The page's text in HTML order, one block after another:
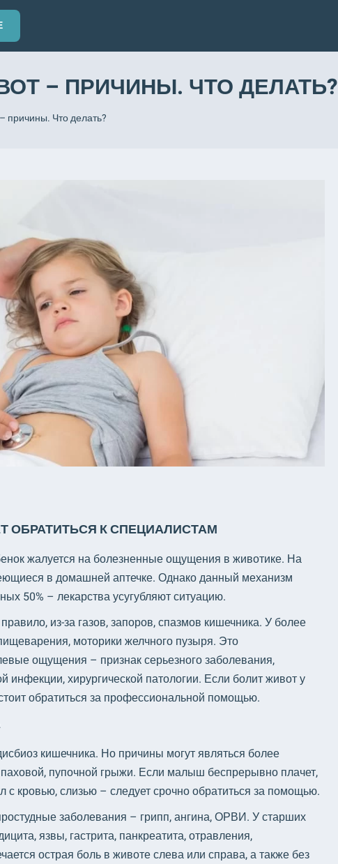
– ПРИЧИНЫ. ЧТО ДЕЛАТЬ?
причины. Что делать?
ОБРАТИТЬСЯ К СПЕЦИАЛИСТАМ
жалуется на болезненные ощущения в животике. На
в домашней аптечке. Однако данный механизм
50% – лекарства усугубляют ситуацию.
из-за газов, запоров, спазмов кишечника. У более
моторики желчного пузыря. Это
ощущения – признак серьезного заболевания,
хирургической патологии. Если болит живот у
обратиться за профессиональной помощью.
кишечника. Но причины могут являться более
пупочной грыжи. Если малыш беспрерывно плачет,
с кровью, слизью – следует срочно обратиться за помощью.
заболевания – грипп, ангина, ОРВИ. У старших
язвы, гастрита, панкреатита, отравления,
острая боль в животе слева или справа, а также без